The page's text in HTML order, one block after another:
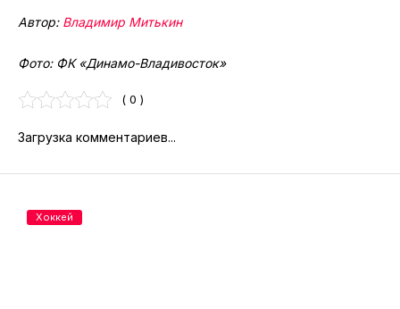
Автор: Владимир Митькин
Фото: ФК «Динамо-Владивосток»
( 0 )
Загрузка комментариев...
Хоккей